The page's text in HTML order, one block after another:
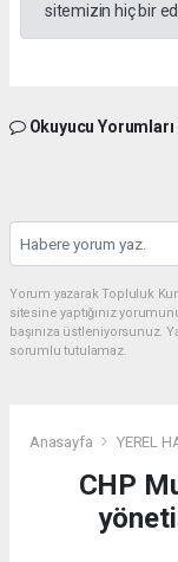
sitemizin hiç bir
Okuyucu Yorumları
Yorum yazarak Topluluk
sitesine yaptığınız
başınıza üstleniyorsunuz.
sorumlu tutulamaz.
Anasayfa YEREL
CHP